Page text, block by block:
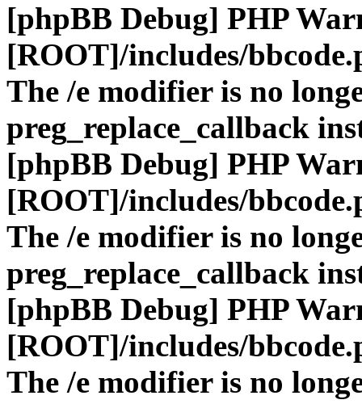
[phpBB Debug] PHP
[ROOT]/includes/
The /e modifier is no
preg_replace_callback
[phpBB Debug] PHP
[ROOT]/includes/
The /e modifier is no
preg_replace_callback
[phpBB Debug] PHP
[ROOT]/includes/
The /e modifier is no